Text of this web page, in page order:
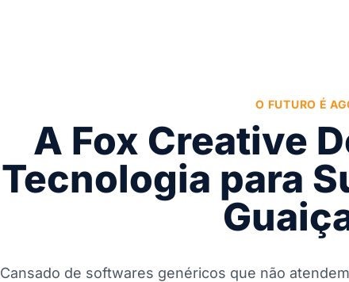
O FUTURO É
A Fox Creative
Tecnologia para
Cansado de softwares genéricos que não